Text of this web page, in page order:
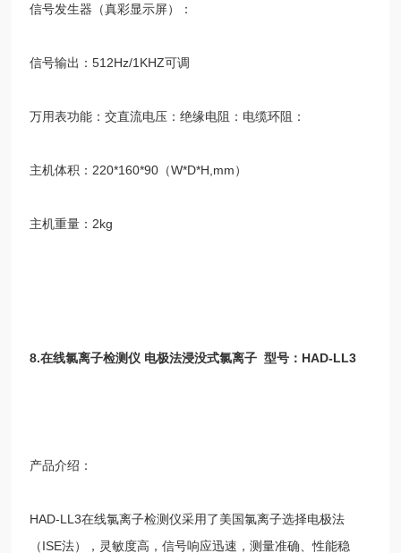
信号发生器（真彩显示屏）：
信号输出：512Hz/1KHZ可调
万用表功能：交直流电压：绝缘电阻：电缆环阻：
主机体积： 220*160*90 （W*D*H,mm）
主机重量： 2kg
8.在线氯离子检测仪 电极法浸没式氯离子 型号： HAD-LL3
产品介绍：
HAD-LL3在线氯离子检测仪采用了美国氯离子选择电极法
（ISE法），灵敏度高，信号响应迅速，测量准确、性能稳